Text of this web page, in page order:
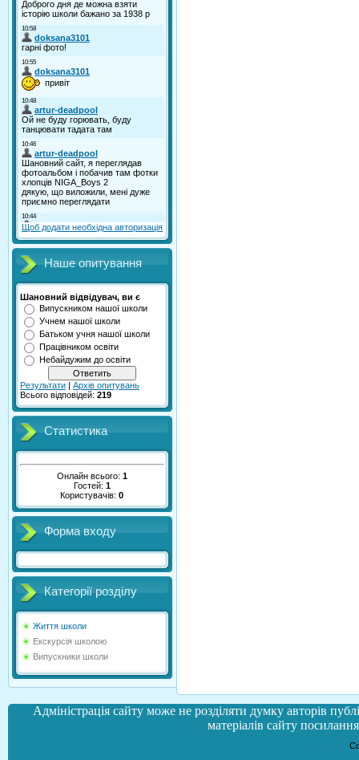
Щоб додати необхідна авторизація
Наше опитування
Шановний відвідувач, ви є
Випускником нашої школи
Учнем нашої школи
Батьком учня нашої школи
Працівником освіти
Небайдужим до освіти
Результати | Архів опитувань
Всього відповідей: 219
Статистика
Онлайн всього: 1
Гостей: 1
Користувачів:0
Форма входу
Категорії розділу
Життя школи
Екскурсія школою
Випускники школи
Адміністрація сайту може не розділяти думку авторів
матеріалів сайту